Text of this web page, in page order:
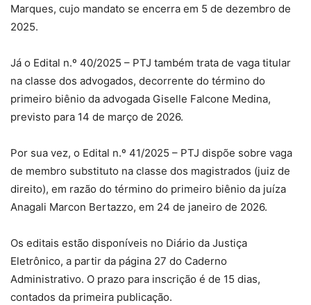
Marques, cujo mandato se encerra em 5 de dezembro de
2025.
Já o Edital n.º 40/2025 – PTJ também trata de vaga titular
na classe dos advogados, decorrente do término do
primeiro biênio da advogada Giselle Falcone Medina,
previsto para 14 de março de 2026.
Por sua vez, o Edital n.º 41/2025 – PTJ dispõe sobre vaga
de membro substituto na classe dos magistrados (juiz de
direito), em razão do término do primeiro biênio da juíza
Anagali Marcon Bertazzo, em 24 de janeiro de 2026.
Os editais estão disponíveis no Diário da Justiça
Eletrônico, a partir da página 27 do Caderno
Administrativo. O prazo para inscrição é de 15 dias,
contados da primeira publicação.